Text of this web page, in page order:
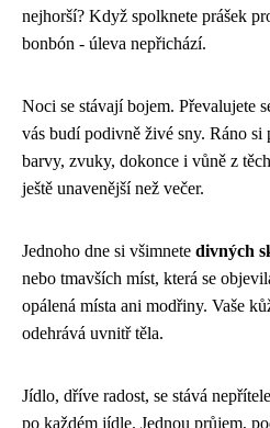
nejhorší? Když spolknete prášek
bonbón - úleva nepřichází.
Noci se stávají bojem. Převalujete
vás budí podivně živé sny. Ráno si
barvy, zvuky, dokonce i vůně z
ještě unavenější než večer.
Jednoho dne si všimnete divných
nebo tmavších míst, která se
opálená místa ani modřiny. Vaše
odehrává uvnitř těla.
Jídlo, dříve radost, se stává
po každém jídle. Jednou průjem,